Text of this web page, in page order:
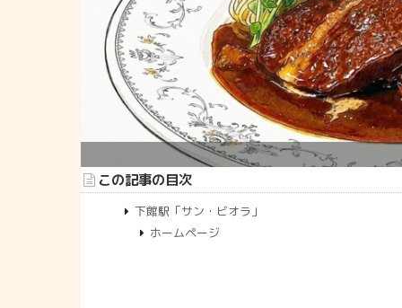
この記事の目次
下館駅「サン・ビオラ」
ホームページ